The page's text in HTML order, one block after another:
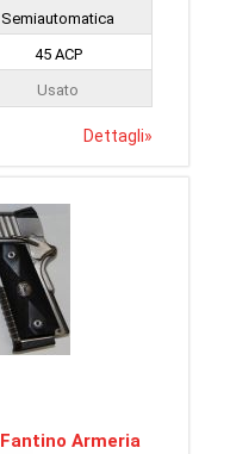
Semiautomatica
45 ACP
Usato
Dettagli»
Fantino Armeria